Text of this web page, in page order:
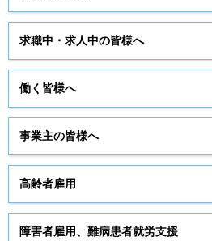
求職中・求人中の皆様へ
働く皆様へ
事業主の皆様へ
高齢者雇用
障害者雇用、難病患者就労支援